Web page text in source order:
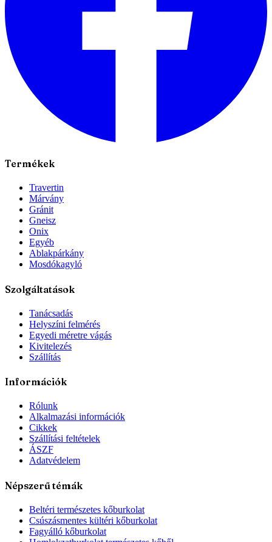
Termékek
Travertin
Márvány
Gránit
Gneisz
Onix
Egyéb
Ablakpárkány
Mosdókagyló
Szolgáltatások
Tanácsadás
Helyszíni felmérés
Egyedi méretre vágás
Kivitelezés
Szállítás
Információk
Rólunk
Alkalmazási információk
Cikkek
Szállítási feltételek
ÁSZF
Adatvédelem
Népszerű témák
Beltéri természetes kőburkolat
Csúszásmentes kültéri kőburkolat
Fagyálló kőburkolat